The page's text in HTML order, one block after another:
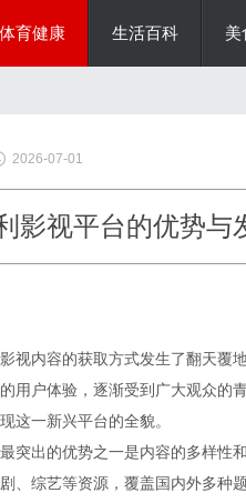
体育健康 生活百科 美
2026-07-01
影视平台的优势与
视内容的获取方式发生了翻天覆
用户体验，逐渐受到广大观众的
这一新兴平台的全貌。
突出的优势之一是内容的多样性
、综艺等资源，覆盖国内外多种